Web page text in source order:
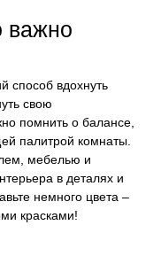
важно
способ вдохнуть
свою
помнить о балансе,
палитрой комнаты.
мебелью и
в деталях и
немного цвета –
красками!